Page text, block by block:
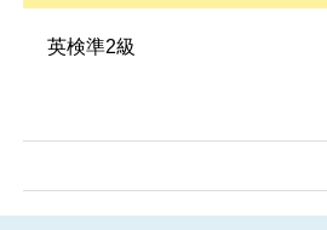
英検準2級